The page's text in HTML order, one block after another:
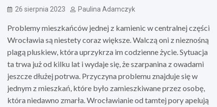
26 sierpnia 2023 Paulina Adamczyk
Problemy mieszkańców jednej z kamienic w centralnej części
Wrocławia są niestety coraz większe. Walczą oni z nieznośną
plagą pluskiew, która uprzykrza im codzienne życie. Sytuacja
ta trwa już od kilku lat i wydaje się, że szarpanina z owadami
jeszcze dłużej potrwa. Przyczyna problemu znajduje się w
jednym z mieszkań, które było zamieszkiwane przez osobę,
która niedawno zmarła. Wrocławianie od tamtej pory apelują